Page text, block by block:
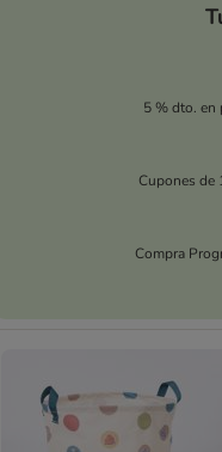
5 % dto. en
Cupones de
Compra